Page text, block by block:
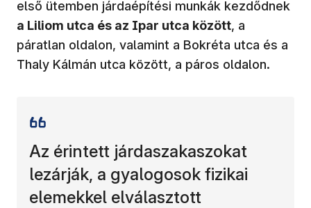
első ütemben járdaépítési munkák kezdődnek
a Liliom utca és az Ipar utca között, a
páratlan oldalon, valamint a Bokréta utca és a
Thaly Kálmán utca között, a páros oldalon.
Az érintett járdaszakaszokat
lezárják, a gyalogosok fizikai
elemekkel elválasztott